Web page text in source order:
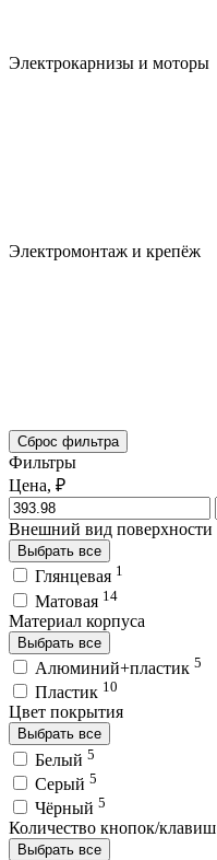
Электрокарнизы и моторы
Электромонтаж и крепёж
Сброс фильтра
Фильтры
Цена, ₽
Внешний вид поверхности
Выбрать все
Глянцевая 1
Матовая 14
Материал корпуса
Выбрать все
Алюминий+пластик 5
Пластик 10
Цвет покрытия
Выбрать все
Белый 5
Серый 5
Чёрный 5
Количество кнопок/клавиш
Выбрать все